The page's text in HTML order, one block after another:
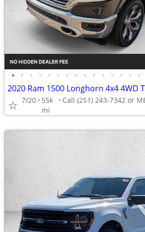
• • • • • • • • • • • • • • •
7/20
55k
mi